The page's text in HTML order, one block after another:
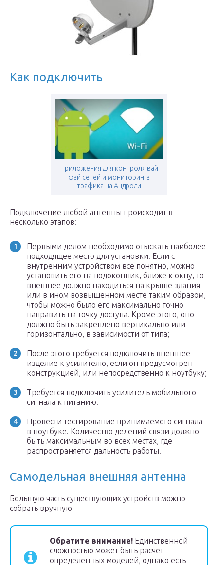
Как подключить
Приложения для контроля вай
фай сетей и мониторинга
трафика на Андроди
Подключение любой антенны происходит в
несколько этапов:
Первыми делом необходимо отыскать наиболее
подходящее место для установки. Если с
внутренним устройством все понятно, можно
установить его на подоконник, ближе к окну, то
внешнее должно находиться на крыше здания
или в ином возвышенном месте таким образом,
чтобы можно было его максимально точно
направить на точку доступа. Кроме этого, оно
должно быть закреплено вертикально или
горизонтально, в зависимости от типа;
После этого требуется подключить внешнее
изделие к усилителю, если он предусмотрен
конструкцией, или непосредственно к ноутбуку;
Требуется подключить усилитель мобильного
сигнала к питанию.
Провести тестирование принимаемого сигнала
в ноутбуке. Количество делений связи должно
быть максимальным во всех местах, где
распространяется дальность работы.
Самодельная внешняя антенна
Большую часть существующих устройств можно
собрать вручную.
Обратите внимание! Единственной
сложностью может быть расчет
определенных моделей, однако есть